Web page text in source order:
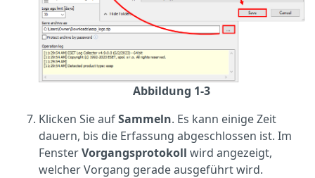
Abbildung 1-3
Klicken Sie aufSammeln. Es kann einige Zeit
dauern, bis die Erfassung abgeschlossen ist. Im
FensterVorgangsprotokoll wird angezeigt,
welcher Vorgang gerade ausgeführt wird.